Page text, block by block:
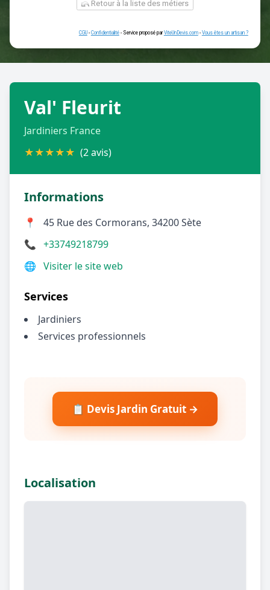
ou
Retour à la liste des métiers
CGU -
Val' Fleurit
Jardiniers France
★★★★★ (2 avis)
Informations
📍
45 Rue des Cormorans, 34200 Sète
📞 +33749218799
🌐 Visiter le site web
Services
Jardiniers
Services professionnels
📋 Devis Jardin Gratuit →
Localisation